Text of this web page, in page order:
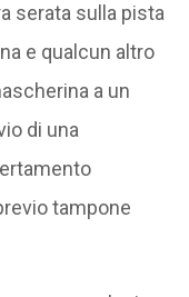
serata sulla pista
e qualcun altro
a un
di una
tampone